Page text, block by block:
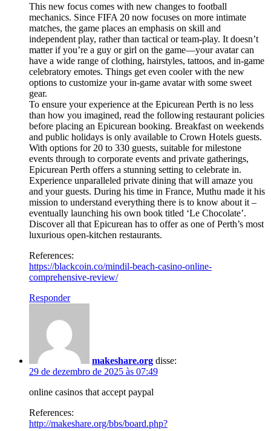
This new focus comes with new changes to football
mechanics. Since FIFA 20 now focuses on more intimate
matches, the game places an emphasis on skill and
independent play, rather than tactical or team-play. It doesn’t
matter if you’re a guy or girl on the game⁠—your avatar can
have a wide range of clothing, hairstyles, tattoos, and in-game
celebratory emotes. Things get even cooler with the new
options to customize your in-game avatar with some sweet
gear.
To ensure your experience at the Epicurean Perth is no less
than how you imagined, read the following restaurant policies
before placing an Epicurean booking. Breakfast on weekends
and public holidays is only available to Crown Hotels guests.
With options for 20 to 330 guests, suitable for milestone
events through to corporate events and private gatherings,
Epicurean Perth offers a stunning setting to celebrate in.
Experience unparalleled private dining that will amaze you
and your guests. During his time in France, Muthu made it his
mission to understand everything there is to know about it –
eventually launching his own book titled ‘Le Chocolate’.
Discover all that Epicurean has to offer as one of Perth’s most
luxurious open-kitchen restaurants.
References:
https://blackcoin.co/mindil-beach-casino-online-
comprehensive-review/
Responder
makeshare.org disse:
29 de dezembro de 2025 às 07:49
online casinos that accept paypal
References:
http://makeshare.org/bbs/board.php?